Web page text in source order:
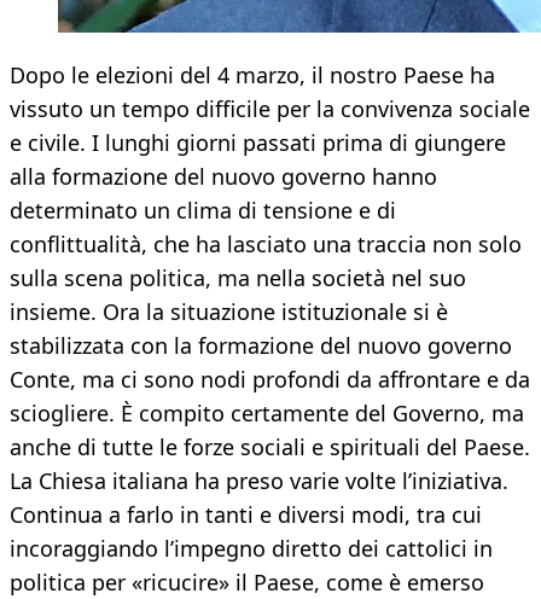
Dopo le elezioni del 4 marzo, il nostro Paese ha
vissuto un tempo difficile per la convivenza sociale
e civile. I lunghi giorni passati prima di giungere
alla formazione del nuovo governo hanno
determinato un clima di tensione e di
conflittualità, che ha lasciato una traccia non solo
sulla scena politica, ma nella società nel suo
insieme. Ora la situazione istituzionale si è
stabilizzata con la formazione del nuovo governo
Conte, ma ci sono nodi profondi da affrontare e da
sciogliere. È compito certamente del Governo, ma
anche di tutte le forze sociali e spirituali del Paese.
La Chiesa italiana ha preso varie volte l’iniziativa.
Continua a farlo in tanti e diversi modi, tra cui
incoraggiando l’impegno diretto dei cattolici in
politica per «ricucire» il Paese, come è emerso